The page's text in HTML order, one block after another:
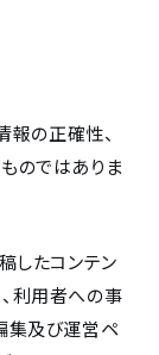
報の正確性、
のではありま
したコンテン
利用者への事
集及び運営ペ